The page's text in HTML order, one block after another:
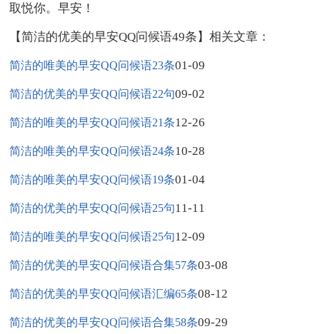
取悦你。早安！
【简洁的优美的早安QQ问候语49条】相关文章：
简洁的唯美的早安QQ问候语23条01-09
简洁的优美的早安QQ问候语22句09-02
简洁的唯美的早安QQ问候语21条12-26
简洁的唯美的早安QQ问候语24条10-28
简洁的唯美的早安QQ问候语19条01-04
简洁的优美的早安QQ问候语25句11-11
简洁的唯美的早安QQ问候语25句12-09
简洁的优美的早安QQ问候语合集57条03-08
简洁的优美的早安QQ问候语汇编65条08-12
简洁的优美的早安QQ问候语合集58条09-29